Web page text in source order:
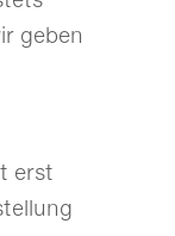
geben
erst